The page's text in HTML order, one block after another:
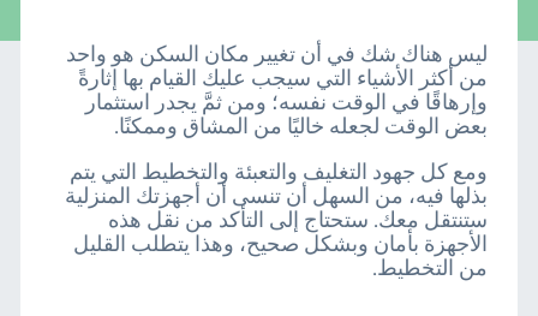
ليس هناك شك في أن تغيير مكان السكن هو واحد
من أكثر الأشياء التي سيجب عليك القيام بها إثارةً
وإرهاقًا في الوقت نفسه؛ ومن ثمَّ يجدر استثمار
بعض الوقت لجعله خاليًا من المشاق وممكنًا.
ومع كل جهود التغليف والتعبئة والتخطيط التي يتم
بذلها فيه، من السهل أن تنسى أن أجهزتك المنزلية
ستنتقل معك. ستحتاج إلى التأكد من نقل هذه
الأجهزة بأمان وبشكل صحيح، وهذا يتطلب القليل
من التخطيط.